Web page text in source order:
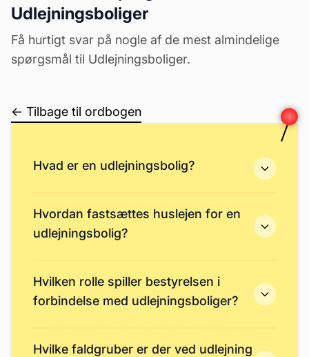
Udlejningsboliger
Få hurtigt svar på nogle af de mest almindelige
spørgsmål til Udlejningsboliger.
← Tilbage til ordbogen
Hvad er en udlejningsbolig?
Hvordan fastsættes huslejen for en
udlejningsbolig?
Hvilken rolle spiller bestyrelsen i
forbindelse med udlejningsboliger?
Hvilke faldgruber er der ved udlejning